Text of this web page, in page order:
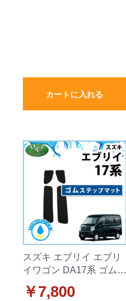
カートに入れる
スズキ エブリイ エブリ
イワゴン DA17系 ゴムス
￥7,800